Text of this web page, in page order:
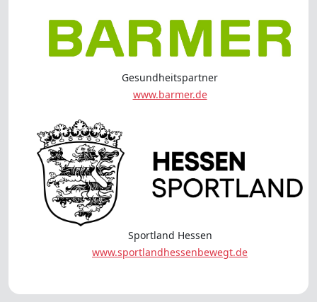
Gesundheitspartner
www.barmer.de
Sportland Hessen
www.sportlandhessenbewegt.de